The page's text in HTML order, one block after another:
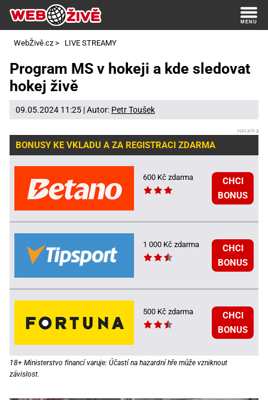
WebŽivě.cz > LIVE STREAMY
Program MS v hokeji a kde sledovat
hokej živě
09.05.2024 11:25 | Autor: Petr Toušek
BONUSY KE VKLADU A ZA REGISTRACI ZDARMA
600 Kč zdarma
CHCI
BONUS
1 000 Kč zdarma
CHCI
BONUS
500 Kč zdarma
CHCI
BONUS
18+ Ministerstvo financí varuje: Účastí na hazardní hře může vzniknout
závislost.